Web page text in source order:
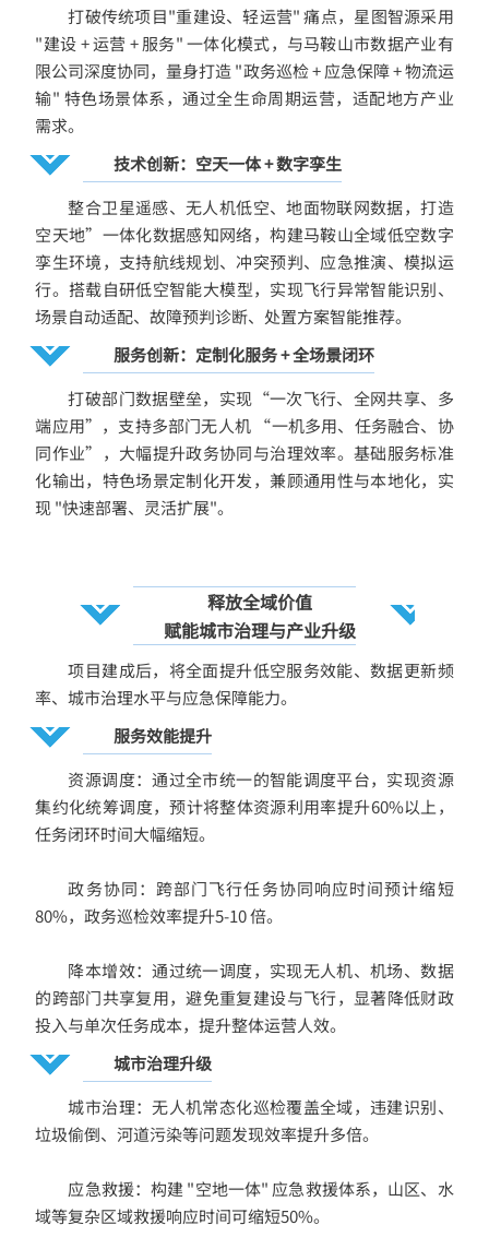
打破传统项目"重建设、轻运营" 痛点，星图智源采用
"建设 + 运营 + 服务" 一体化模式，与马鞍山市数据产业有
限公司深度协同，量身打造 "政务巡检+ 应急保障 + 物流运
输" 特色场景体系，通过全生命周期运营，适配地方产业
需求。
技术创新：空天一体 + 数字孪生
整合卫星遥感、无人机低空、地面物联网数据，打造
空天地”一体化数据感知网络，构建马鞍山全域低空数字
孪生环境，支持航线规划、冲突预判、应急推演、模拟运
行。搭载自研低空智能大模型，实现飞行异常智能识别、
场景自动适配、故障预判诊断、处置方案智能推荐。
服务创新：定制化服务 + 全场景闭环
打破部门数据壁垒，实现“一次飞行、全网共享、多
端应用”，支持多部门无人机 “一机多用、任务融合、协
同作业”，大幅提升政务协同与治理效率。基础服务标准
化输出，特色场景定制化开发，兼顾通用性与本地化，实
现 "快速部署、灵活扩展"。
释放全域价值
赋能城市治理与产业升级
项目建成后，将全面提升低空服务效能、数据更新频
率、城市治理水平与应急保障能力。
服务效能提升
资源调度：通过全市统一的智能调度平台，实现资源
集约化统筹调度，预计将整体资源利用率提升60%以上，
任务闭环时间大幅缩短。
政务协同：跨部门飞行任务协同响应时间预计缩短
80%，政务巡检效率提升5-10 倍。
降本增效：通过统一调度，实现无人机、机场、数据
的跨部门共享复用，避免重复建设与飞行，显著降低财政
投入与单次任务成本，提升整体运营人效。
城市治理升级
城市治理：无人机常态化巡检覆盖全域，违建识别、
垃圾偷倒、河道污染等问题发现效率提升多倍。
应急救援：构建 "空地一体" 应急救援体系，山区、水
域等复杂区域救援响应时间可缩短50%。